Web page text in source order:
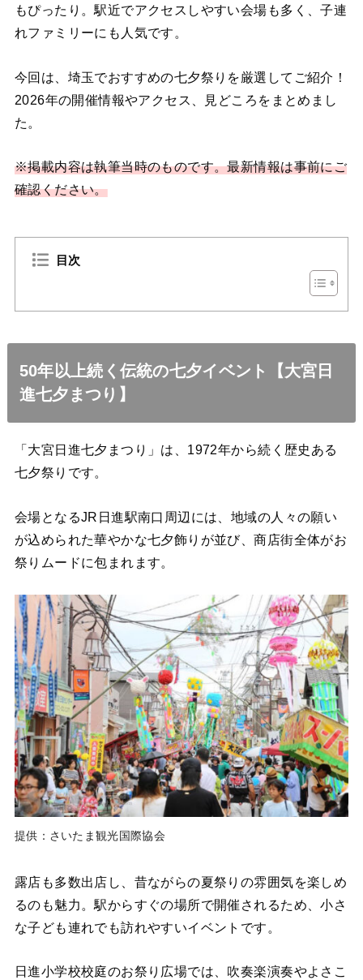
もぴったり。駅近でアクセスしやすい会場も多く、子連
れファミリーにも人気です。
今回は、埼玉でおすすめの七夕祭りを厳選してご紹介！
2026年の開催情報やアクセス、見どころをまとめまし
た。
※掲載内容は執筆当時のものです。最新情報は事前にご
確認ください。
目次
50年以上続く伝統の七夕イベント【大宮日
進七夕まつり】
「大宮日進七夕まつり」は、1972年から続く歴史ある
七夕祭りです。
会場となるJR日進駅南口周辺には、地域の人々の願い
が込められた華やかな七夕飾りが並び、商店街全体がお
祭りムードに包まれます。
提供：さいたま観光国際協会
露店も多数出店し、昔ながらの夏祭りの雰囲気を楽しめ
るのも魅力。駅からすぐの場所で開催されるため、小さ
な子ども連れでも訪れやすいイベントです。
日進小学校校庭のお祭り広場では、吹奏楽演奏やよさこ